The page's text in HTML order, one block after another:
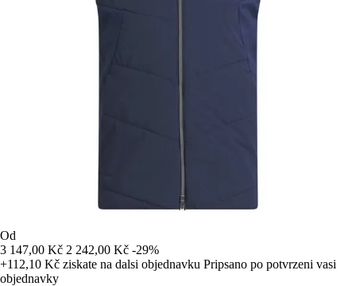
Od
3 147,00 Kč 2 242,00 Kč -29%
+112,10 Kč ziskate na dalsi objednavku Pripsano po potvrzeni vasi
objednavky